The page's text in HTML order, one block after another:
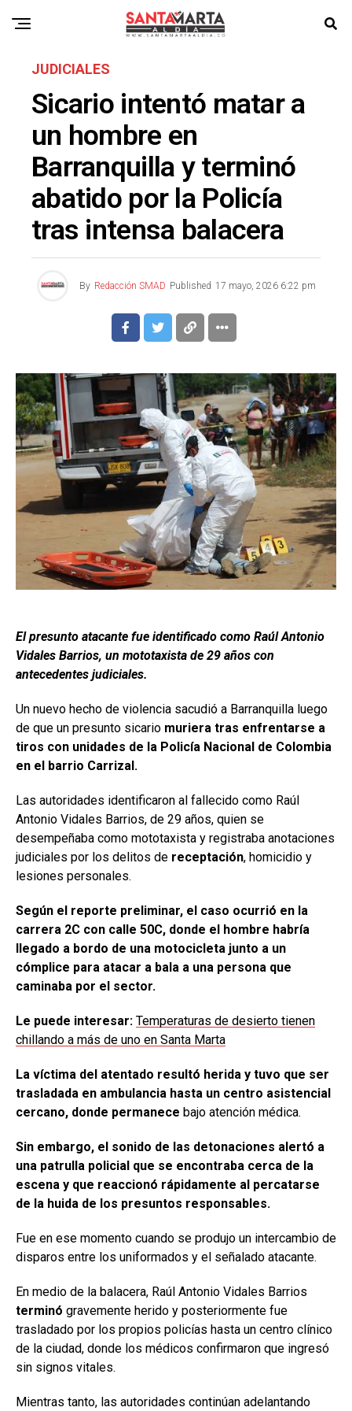
JUDICIALES
Sicario intentó matar a
un hombre en
Barranquilla y terminó
abatido por la Policía
tras intensa balacera
By Redacción SMAD Published 17 mayo, 2026 6:22 pm
El presunto atacante fue identificado como Raúl Antonio
Vidales Barrios, un mototaxista de 29 años con
antecedentes judiciales.
Un nuevo hecho de violencia sacudió a Barranquilla luego
de que un presunto sicario muriera tras enfrentarse a
tiros con unidades de la Policía Nacional de Colombia
en el barrio Carrizal.
Las autoridades identificaron al fallecido como Raúl
Antonio Vidales Barrios, de 29 años, quien se
desempeñaba como mototaxista y registraba anotaciones
judiciales por los delitos de receptación, homicidio y
lesiones personales.
Según el reporte preliminar, el caso ocurrió en la
carrera 2C con calle 50C, donde el hombre habría
llegado a bordo de una motocicleta junto a un
cómplice para atacar a bala a una persona que
caminaba por el sector.
Le puede interesar: Temperaturas de desierto tienen
chillando a más de uno en Santa Marta
La víctima del atentado resultó herida y tuvo que ser
trasladada en ambulancia hasta un centro asistencial
cercano, donde permanece bajo atención médica.
Sin embargo, el sonido de las detonaciones alertó a
una patrulla policial que se encontraba cerca de la
escena y que reaccionó rápidamente al percatarse
de la huida de los presuntos responsables.
Fue en ese momento cuando se produjo un intercambio de
disparos entre los uniformados y el señalado atacante.
En medio de la balacera, Raúl Antonio Vidales Barrios
terminó gravemente herido y posteriormente fue
trasladado por los propios policías hasta un centro clínico
de la ciudad, donde los médicos confirmaron que ingresó
sin signos vitales.
Mientras tanto, las autoridades continúan adelantando